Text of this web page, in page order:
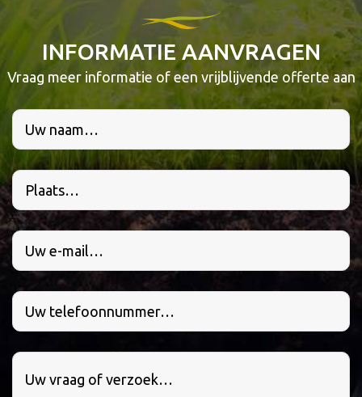
INFORMATIE AANVRAGEN
Vraag meer informatie of een vrijblijvende offerte aan